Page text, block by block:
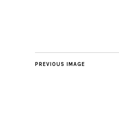
PREVIOUS IMAGE